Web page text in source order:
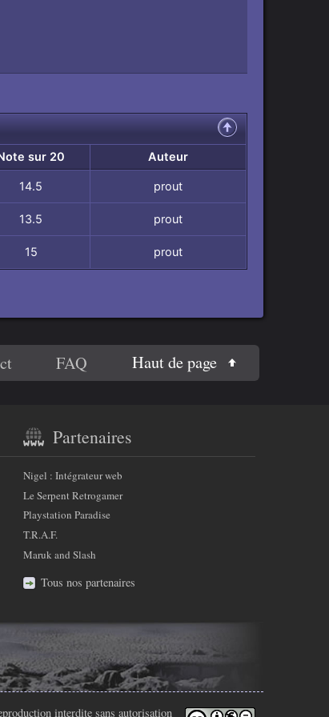
sur 20 Auteur
14.5 prout
13.5 prout
15 prout
FAQ Haut de page
Partenaires
Nigel : Intégrateur web
Le Serpent Retrogamer
Playstation Paradise
T.R.A.F.
Maruk and Slash
Tous nos partenaires
interdite sans autorisation